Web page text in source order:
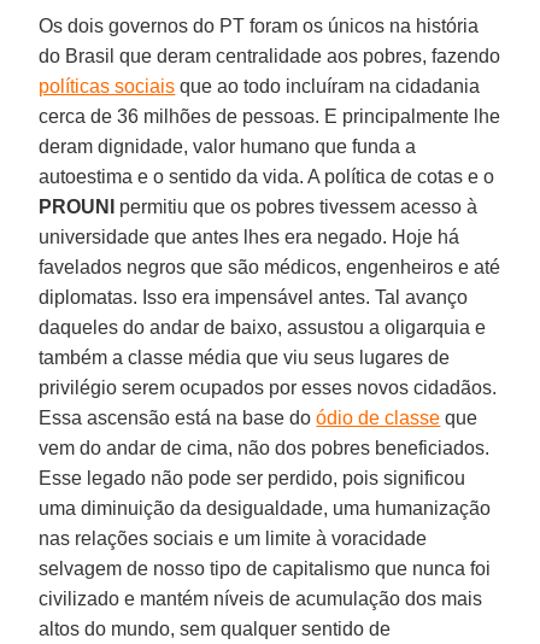
Os dois governos do PT foram os únicos na história
do Brasil que deram centralidade aos pobres, fazendo
políticas sociais que ao todo incluíram na cidadania
cerca de 36 milhões de pessoas. E principalmente lhe
deram dignidade, valor humano que funda a
autoestima e o sentido da vida. A política de cotas e o
PROUNI
permitiu que os pobres tivessem acesso à
universidade que antes lhes era negado. Hoje há
favelados negros que são médicos, engenheiros e até
diplomatas. Isso era impensável antes. Tal avanço
daqueles do andar de baixo, assustou a oligarquia e
também a classe média que viu seus lugares de
privilégio serem ocupados por esses novos cidadãos.
Essa ascensão está na base doódio de classe que
vem do andar de cima, não dos pobres beneficiados.
Esse legado não pode ser perdido, pois significou
uma diminuição da desigualdade, uma humanização
nas relações sociais e um limite à voracidade
selvagem de nosso tipo de capitalismo que nunca foi
civilizado e mantém níveis de acumulação dos mais
altos do mundo, sem qualquer sentido de